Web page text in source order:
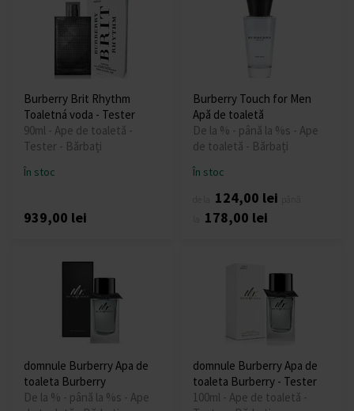
Burberry Brit Rhythm
Toaletná voda - Tester
90ml - Ape de toaletă -
Tester - Bărbați
În stoc
939,00 lei
Burberry Touch for Men
Apă de toaletă
De la % - până la %s - Ape
de toaletă - Bărbați
În stoc
124,00 lei
178,00 lei
domnule Burberry Apa de
toaleta Burberry
De la % - până la %s - Ape
domnule Burberry Apa de
toaleta Burberry - Tester
100ml - Ape de toaletă -